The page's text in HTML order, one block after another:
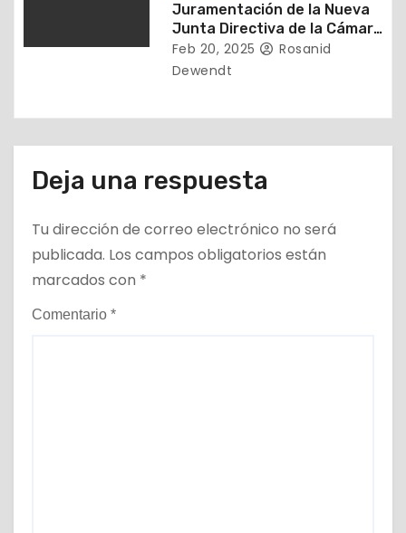
Juramentación de la Nueva
Junta Directiva de la Cámara
Inmobiliaria de Falcón (2025-
2027)
Feb 20, 2025
Rosanid
Dewendt
Deja una respuesta
Tu dirección de correo electrónico no será
publicada. Los campos obligatorios están
marcados con *
Comentario *